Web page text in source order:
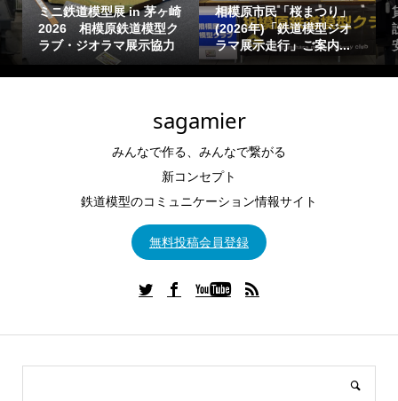
貸出可能ジオラマ(運搬・
設置タイプ)の概要一覧目
安【鉄道模型Nゲージ出...
体験運転走行型～鉄道模
型イベント設営「ジオラ
マ走行」「お祭り向け...
sagamier
みんなで作る、みんなで繋がる
新コンセプト
鉄道模型のコミュニケーション情報サイト
無料投稿会員登録